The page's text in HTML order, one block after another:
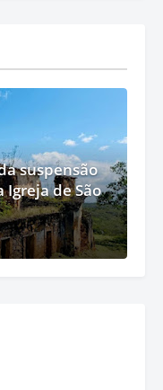
suspensão
de São